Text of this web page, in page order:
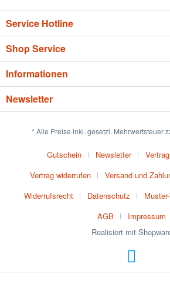
Service Hotline
Shop Service
Informationen
Newsletter
* Alle Preise inkl. gesetzl. Mehrwertsteuer
Gutschein Newsletter
Vertrag widerrufen
Versand und
Widerrufsrecht
Datenschutz
AGB
Impressum
Realisiert mit